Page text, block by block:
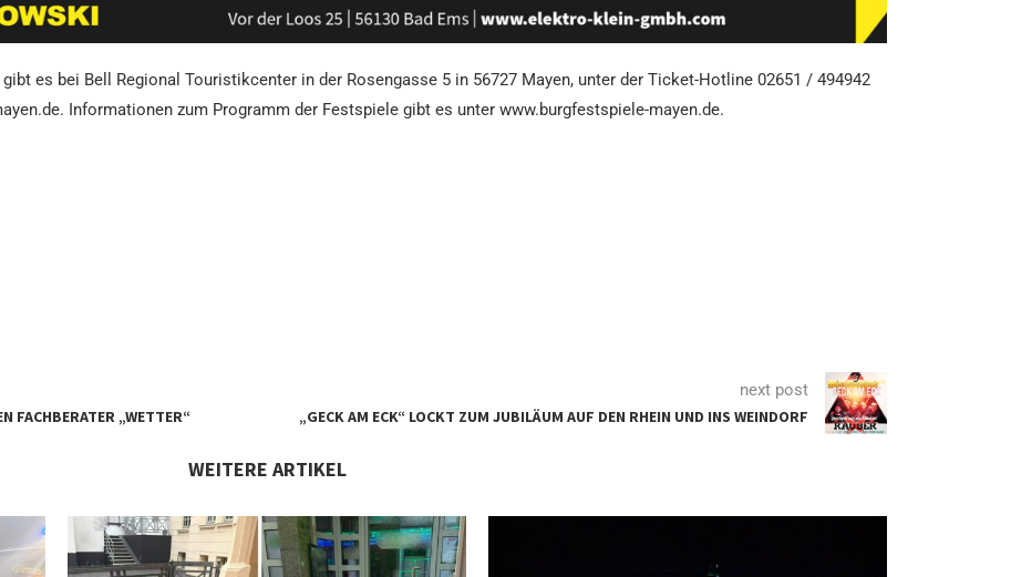
es bei Bell Regional Touristikcenter in der Rosengasse 5 in 56727 Mayen, unter der Ticket-Hotline 02651 / 494942
Informationen zum Programm der Festspiele gibt es unter www.burgfestspiele-mayen.de.
FACHBERATER „WETTER“
next post
„GECK AM ECK“ LOCKT ZUM JUBILÄUM AUF DEN RHEIN UND INS WEINDORF
WEITERE ARTIKEL